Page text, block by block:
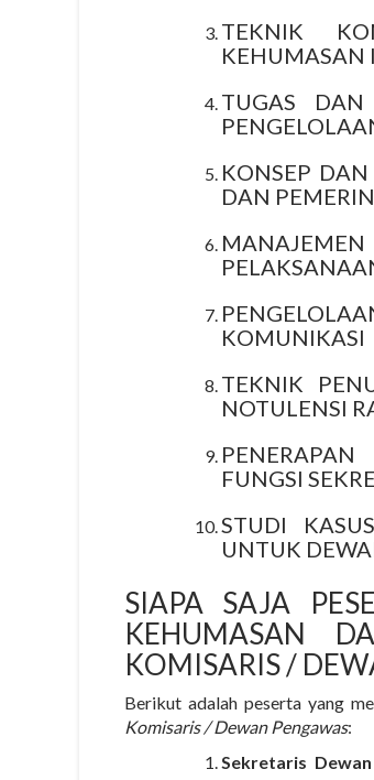
TEKNIK
KEHUMASAN
TUGAS DAN
KONSEP
DAN
KOMUNIKASI
TEKNIK
NOTULENSI
FUNGSI
STUDI
UNTUK
SIAPA SAJA
KEHUMASAN
KOMISARIS /
Berikut adalah peserta yang
Komisaris / Dewan Pengawas:
Sekretaris